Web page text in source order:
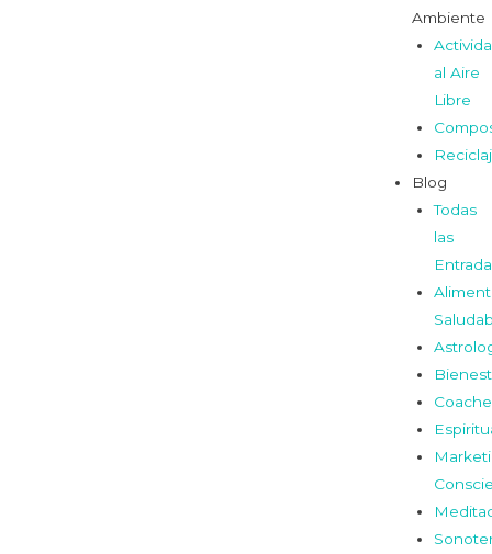
Ambiente
al Aire
Libre
Blog
Todas
las